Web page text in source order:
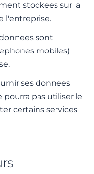
stockees sur la
l'entreprise.
sont
mobiles)
ses donnees
pourra pas utiliser le
certains services